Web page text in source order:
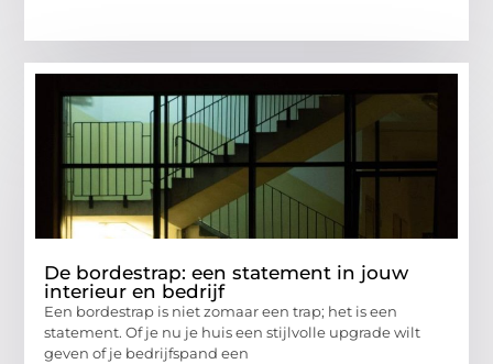
De bordestrap: een statement in jouw
interieur en bedrijf
Een bordestrap is niet zomaar een trap; het is een
statement. Of je nu je huis een stijlvolle upgrade wilt
geven of je bedrijfspand een